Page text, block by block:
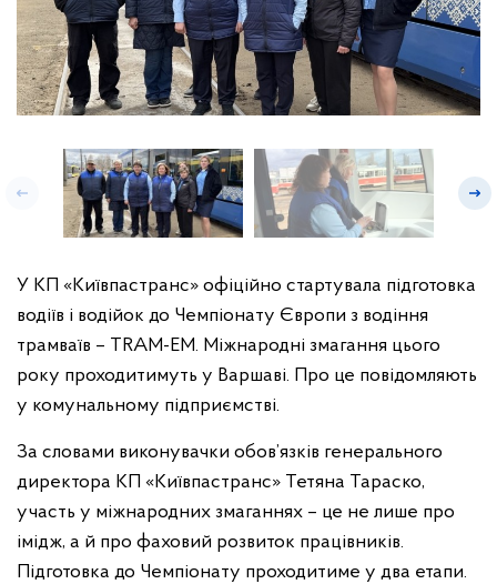
У КП «Київпастранс» офіційно стартувала підготовка
водіїв і водійок до Чемпіонату Європи з водіння
трамваїв – TRAM-EM. Міжнародні змагання цього
року проходитимуть у Варшаві. Про це повідомляють
у комунальному підприємстві.
За словами виконувачки обов’язків генерального
директора КП «Київпастранс» Тетяна Тараско,
участь у міжнародних змаганнях – це не лише про
імідж, а й про фаховий розвиток працівників.
Підготовка до Чемпіонату проходитиме у два етапи.